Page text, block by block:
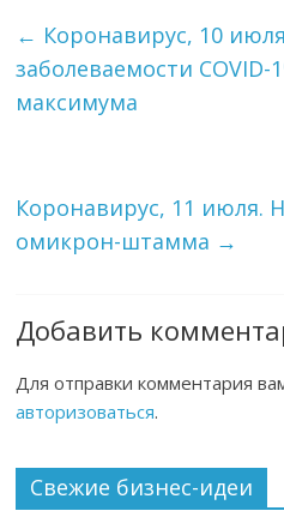
← Коронавирус, 10
заболеваемости COVID-
максимума
Коронавирус, 11
омикрон-штамма →
Добавить
Для отправки комментария
авторизоваться.
Свежие бизнес-идеи